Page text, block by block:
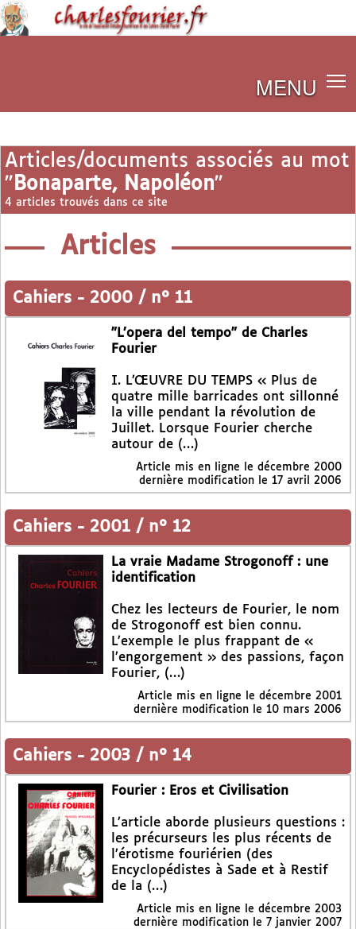
MENU
Articles/documents associés au mot
" Bonaparte, Napoléon"
4 articles trouvés dans ce site
Articles
Cahiers - 2000 / n° 11
"L’opera del tempo" de Charles
Fourier
I. L’ŒUVRE DU TEMPS « Plus de
quatre mille barricades ont sillonné
la ville pendant la révolution de
Juillet. Lorsque Fourier cherche
autour de (…)
Article mis en ligne le décembre 2000
dernière modification le 17 avril 2006
Cahiers - 2001 / n° 12
La vraie Madame Strogonoff : une
identification
Chez les lecteurs de Fourier, le nom
de Strogonoff est bien connu.
L’exemple le plus frappant de «
l’engorgement » des passions, façon
Fourier, (…)
Article mis en ligne le décembre 2001
dernière modification le 10 mars 2006
Cahiers - 2003 / n° 14
Fourier : Eros et Civilisation
L’article aborde plusieurs questions :
les précurseurs les plus récents de
l’érotisme fouriérien (des
Encyclopédistes à Sade et à Restif
de la (…)
Article mis en ligne le décembre 2003
dernière modification le 7 janvier 2007